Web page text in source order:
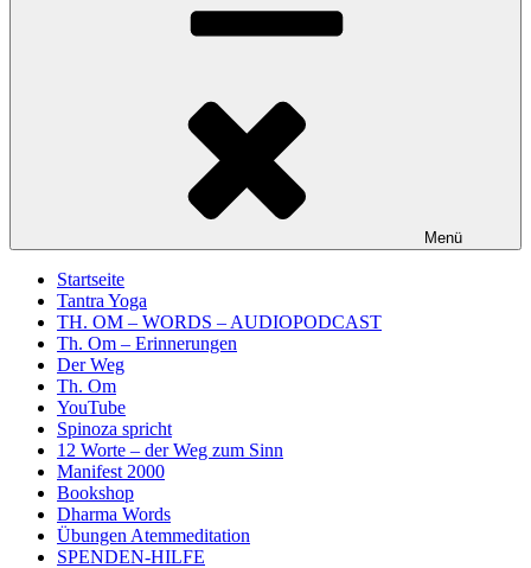
Menü
Startseite
Tantra Yoga
TH. OM – WORDS – AUDIOPODCAST
Th. Om – Erinnerungen
Der Weg
Th. Om
YouTube
Spinoza spricht
12 Worte – der Weg zum Sinn
Manifest 2000
Bookshop
Dharma Words
Übungen Atemmeditation
SPENDEN-HILFE